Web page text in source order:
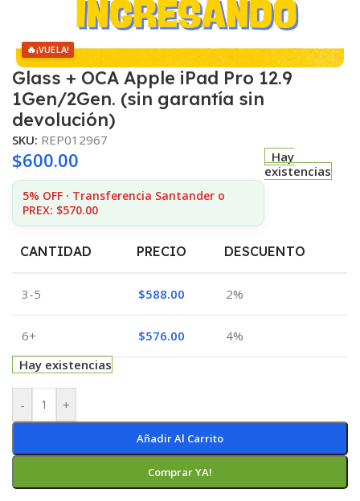
🔥¡VUELA!
Glass + OCA Apple iPad Pro 12.9
1Gen/2Gen. (sin garantía sin
devolución)
SKU: REP012967
$600.00
5% OFF · Transferencia Santander o
PREX: $570.00
Hay
existencias
CANTIDAD PRECIO DESCUENTO
3-5 $588.00 2%
6+ $576.00
4%
Hay existencias
- +
Añadir Al Carrito
Comprar YA!